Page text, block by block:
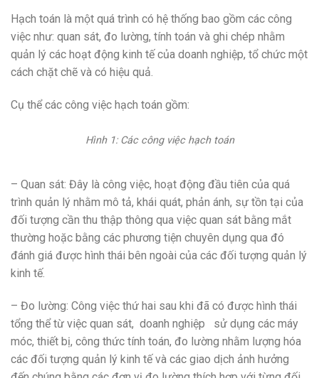
Hạch toán là một quá trình có hệ thống bao gồm các công
việc như: quan sát, đo lường, tính toán và ghi chép nhằm
quản lý các hoạt động kinh tế của doanh nghiệp, tổ chức một
cách chặt chẽ và có hiệu quả.
Cụ thể các công việc hạch toán gồm:
Hình 1: Các công việc hạch toán
– Quan sát: Đây là công việc, hoạt động đầu tiên của quá
trình quản lý nhằm mô tả, khái quát, phản ánh, sự tồn tại của
đối tượng cần thu thập thông qua việc quan sát bằng mắt
thường hoặc bằng các phương tiện chuyên dụng qua đó
đánh giá được hình thái bên ngoài của các đối tượng quản lý
kinh tế.
– Đo lường: Công việc thứ hai sau khi đã có được hình thái
tổng thể từ việc quan sát, doanh nghiệp sử dụng các máy
móc, thiết bị, công thức tính toán, đo lường nhằm lượng hóa
các đối tượng quản lý kinh tế và các giao dịch ảnh hưởng